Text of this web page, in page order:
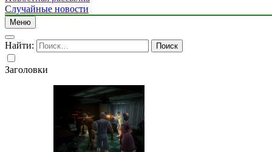
Случайные новости
Меню
Найти:
Заголовки